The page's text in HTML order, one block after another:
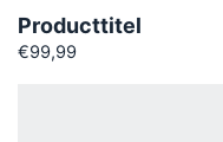
Producttitel
€99,99